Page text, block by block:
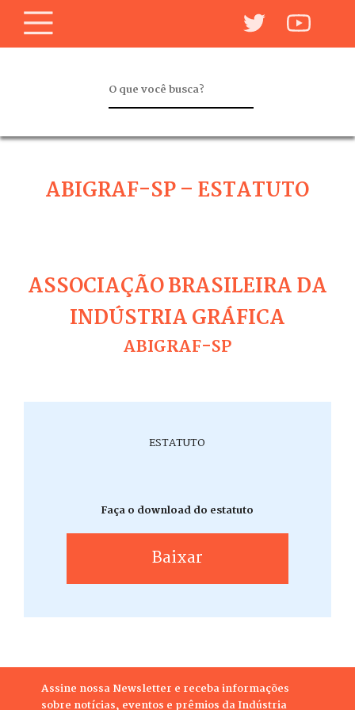
ABIGRAF-SP – ESTATUTO
ASSOCIAÇÃO BRASILEIRA DA
INDÚSTRIA GRÁFICA
ABIGRAF-SP
ESTATUTO
Faça o download do estatuto
Baixar
Assine nossa Newsletter e receba informações
sobre notícias, eventos e prêmios da Indústria